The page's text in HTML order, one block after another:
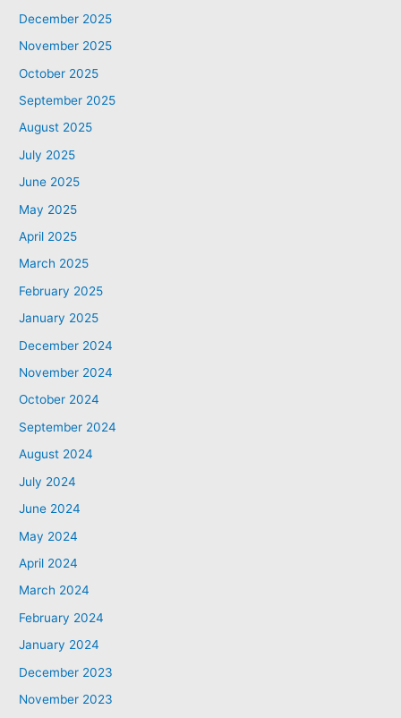
December 2025
November 2025
October 2025
September 2025
August 2025
July 2025
June 2025
May 2025
April 2025
March 2025
February 2025
January 2025
December 2024
November 2024
October 2024
September 2024
August 2024
July 2024
June 2024
May 2024
April 2024
March 2024
February 2024
January 2024
December 2023
November 2023